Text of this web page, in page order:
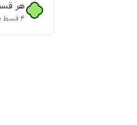
هر
۴ قسط ماهانه. بدون سود، چک و ضامن.